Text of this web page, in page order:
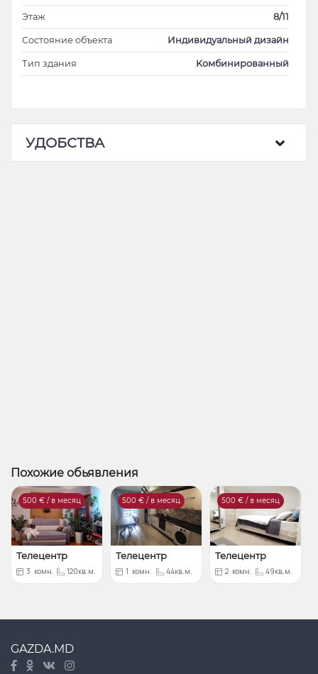
Этаж 8/11
Cостояние объекта Индивидуальный дизайн
Тип здания Kомбинированный
УДОБСТВА
Похожие обьявления
500 € / в месяц
Телецентр
3 комн. 120кв.м.
500 € / в месяц
Телецентр
1 комн. 44кв.м.
500 € / в месяц
Телецентр
2 комн. 49кв.м.
GAZDA.MD